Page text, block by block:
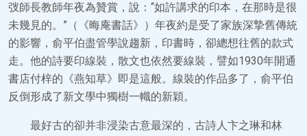
弢師長教師年夜為贊賞，說：“如許講求的印本，在那時是很
未幾見的。”（《晦庵書話》）年夜約是受了家族深摯舊傳統
的影響，俞平伯盡管學說趨新，印書時，卻總想往舊的款式
走。他的詩要印線裝，散文也依然要線裝，譬如1930年開通
書店付梓的《燕知草》即是這般。線裝的作品多了，俞平伯
反倒形成了新文學中獨樹一幟的新穎。
最好古的卻并非浸染古意最深的，古詩人卞之琳和林